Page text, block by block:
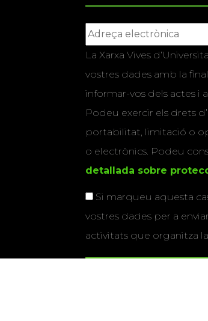
La Xarxa Vives
vostres dades amb la
informar-vos dels actes i
Podeu exercir els drets
portabilitat, limitació o
o electrònics. Podeu
detallada sobre
Si marqueu aquesta
vostres dades per a
activitats que organitza la